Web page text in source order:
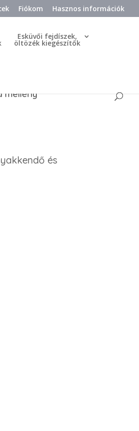
Fiókom Hasznos információk
Esküvői fejdíszek,
öltözék kiegészítők
és